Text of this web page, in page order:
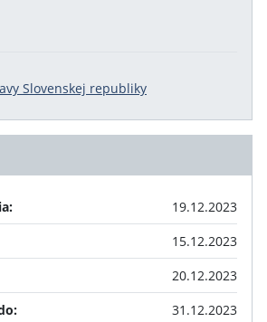
Slovenskej republiky
19.12.2023
15.12.2023
20.12.2023
31.12.2023